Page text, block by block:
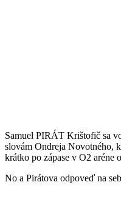
Samuel PIRÁT Krištofič sa
slovám Ondreja Novotného,
krátko po zápase v O2 aréne
No a Pirátova odpoveď na